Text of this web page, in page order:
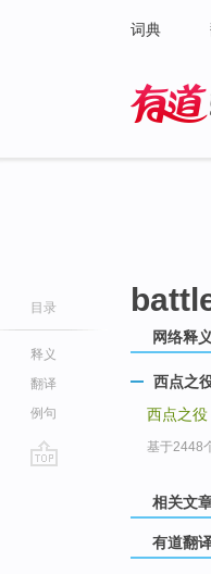
词典
目录
释义
翻译
例句
网络释义
西点之
西点之役
基于2448
相关文
有道翻